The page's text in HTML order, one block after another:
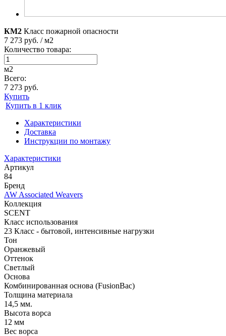
КМ2 Класс пожарной опасности
7 273 руб. / м2
Количество товара:
м2
Всего:
7 273 руб.
Купить
Купить в 1 клик
Характеристики
Доставка
Инструкции по монтажу
Характеристики
Артикул
84
Бренд
AW Associated Weavers
Коллекция
SCENT
Класс использования
23 Класс - бытовой, интенсивные нагрузки
Тон
Оранжевый
Оттенок
Светлый
Основа
Комбинированная основа (FusionBac)
Толщина материала
14,5 мм.
Высота ворса
12 мм
Вес ворса